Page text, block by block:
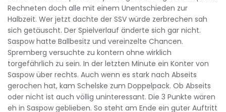
Rechneten doch alle mit einem Unentschieden zur
Halbzeit. Wer jetzt dachte der SSV würde zerbrechen sah
sich getäuscht. Der Spielverlauf änderte sich gar nicht.
Saspow hatte Ballbesitz und vereinzelte Chancen.
Spremberg versuchte zu kontern ohne wirklich
torgefährlich zu sein. In der letzten Minute ein Konter von
Saspow über rechts. Auch wenn es stark nach Abseits
gerochen hat, kam Schelske zum Doppelpack. Ob Abseits
oder nicht ist auch völlig uninteressant. Die 3 Punkte wären
eh in Saspow geblieben. So steht am Ende ein guter Auftritt